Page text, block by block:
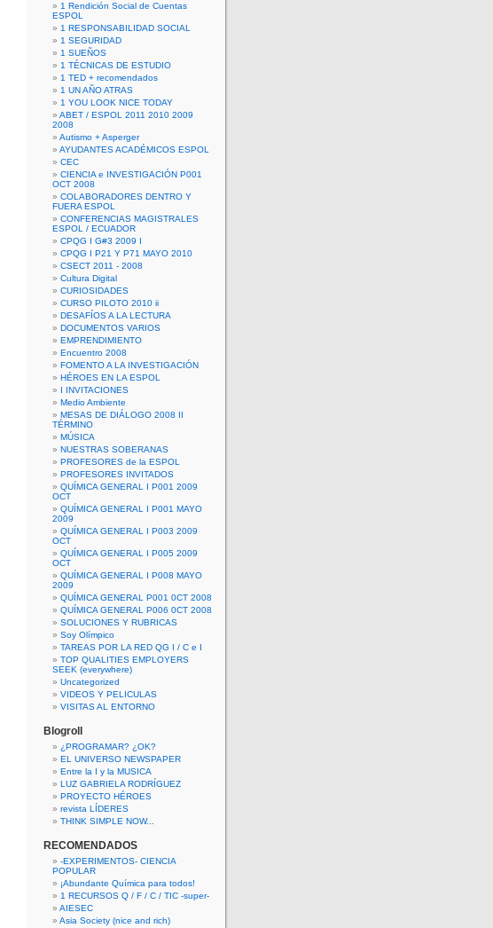
1 Rendición Social de Cuentas
ESPOL
1 RESPONSABILIDAD SOCIAL
1 SEGURIDAD
1 SUEÑOS
1 TÉCNICAS DE ESTUDIO
1 TED + recomendados
1 UN AÑO ATRAS
1 YOU LOOK NICE TODAY
ABET / ESPOL 2011 2010 2009
2008
Autismo + Asperger
AYUDANTES ACADÉMICOS ESPOL
CEC
CIENCIA e INVESTIGACIÓN P001
OCT 2008
COLABORADORES DENTRO Y
FUERA ESPOL
CONFERENCIAS MAGISTRALES
ESPOL / ECUADOR
CPQG I G#3 2009 I
CPQG I P21 Y P71 MAYO 2010
CSECT 2011 - 2008
Cultura Digital
CURIOSIDADES
CURSO PILOTO 2010 ii
DESAFÍOS A LA LECTURA
DOCUMENTOS VARIOS
EMPRENDIMIENTO
Encuentro 2008
FOMENTO A LA INVESTIGACIÓN
HÉROES EN LA ESPOL
I INVITACIONES
Medio Ambiente
MESAS DE DIÁLOGO 2008 II
TÉRMINO
MÚSICA
NUESTRAS SOBERANAS
PROFESORES de la ESPOL
PROFESORES INVITADOS
QUÍMICA GENERAL I P001 2009
OCT
QUÍMICA GENERAL I P001 MAYO
2009
QUÍMICA GENERAL I P003 2009
OCT
QUÍMICA GENERAL I P005 2009
OCT
QUÍMICA GENERAL I P008 MAYO
2009
QUÍMICA GENERAL P001 0CT 2008
QUÍMICA GENERAL P006 0CT 2008
SOLUCIONES Y RUBRICAS
Soy Olímpico
TAREAS POR LA RED QG I / C e I
TOP QUALITIES EMPLOYERS
SEEK (everywhere)
Uncategorized
VIDEOS Y PELICULAS
VISITAS AL ENTORNO
Blogroll
¿PROGRAMAR? ¿OK?
EL UNIVERSO NEWSPAPER
Entre la I y la MUSICA
LUZ GABRIELA RODRÍGUEZ
PROYECTO HÉROES
revista LÍDERES
THINK SIMPLE NOW...
RECOMENDADOS
-EXPERIMENTOS- CIENCIA
POPULAR
¡Abundante Química para todos!
1 RECURSOS Q / F / C / TIC -super-
AIESEC
Asia Society (nice and rich)